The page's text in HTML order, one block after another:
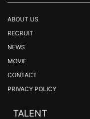
ABOUT US
RECRUIT
NEWS
MOVIE
CONTACT
PRIVACY POLICY
TALENT